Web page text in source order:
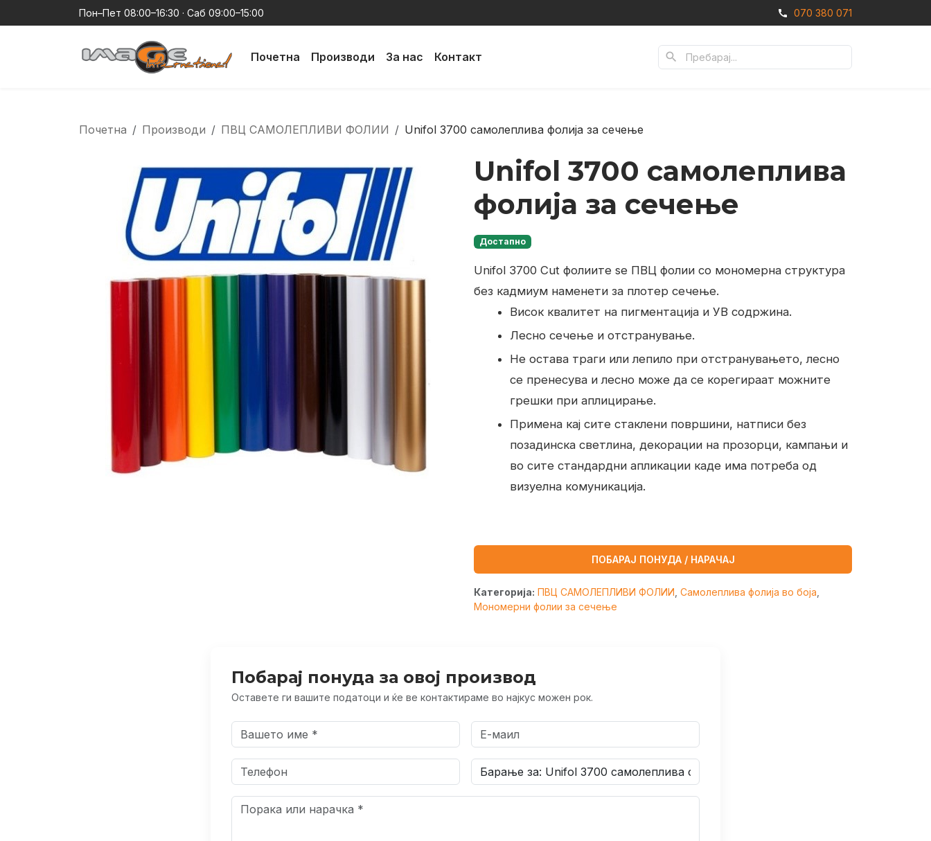
Пон–Пет 08:00–16:30 · Саб 09:00–15:00 call 070 380 071
Почетна Производи За нас Контакт search
Почетна Производи ПВЦ САМОЛЕПЛИВИ ФОЛИИ Unifol 3700 самолеплива фолија за сечење
Unifol 3700 самолеплива
фолија за сечење
Достапно
Unifol 3700 Cut фолиите se ПВЦ фолии со мономерна структура
без кадмиум наменети за плотер сечење.
Висок квалитет на пигментација и УВ содржина.
Лесно сечење и отстранување.
Не остава траги или лепило при отстранувањето, лесно
се пренесува и лесно може да се корегираат можните
грешки при аплицирање.
Примена кај сите стаклени површини, натписи без
позадинска светлина, декорации на прозорци, кампањи и
во сите стандардни апликации каде има потреба од
визуелна комуникација.
ПОБАРАЈ ПОНУДА / НАРАЧАЈ
Категорија: ПВЦ САМОЛЕПЛИВИ ФОЛИИ Самолеплива фолија во боја
Мономерни фолии за сечење
Побарај понуда за овој производ
Оставете ги вашите податоци и ќе ве контактираме во најкус можен рок.